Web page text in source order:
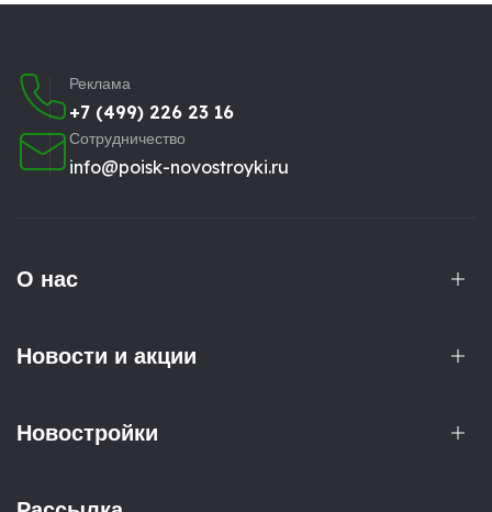
Реклама
+7 (499) 226 23 16
Сотрудничество
info@poisk-novostroyki.ru
О нас
Новости и акции
Новостройки